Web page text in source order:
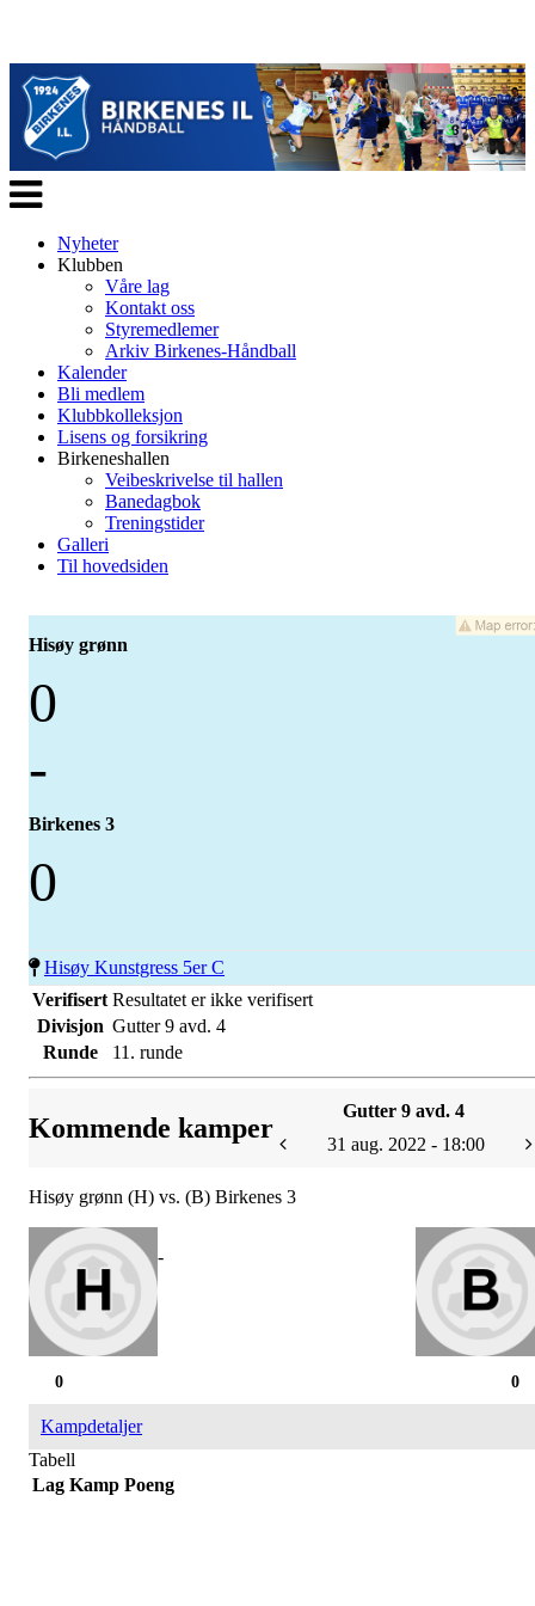
Veksle
navigasjon
Nyheter
Klubben
Våre lag
Kontakt oss
Styremedlemer
Arkiv Birkenes-Håndball
Kalender
Bli medlem
Klubbkolleksjon
Lisens og forsikring
Birkeneshallen
Veibeskrivelse til hallen
Banedagbok
Treningstider
Galleri
Til hovedsiden
Hisøy grønn
0
-
Birkenes 3
0
Hisøy Kunstgress 5er C
Verifisert Resultatet er ikke verifisert
Divisjon Gutter 9 avd. 4
Runde
11. runde
Kommende kamper
Gutter 9 avd. 4
31 aug. 2022 - 18:00
Hisøy grønn (H) vs. (B) Birkenes 3
-
0
0
Kampdetaljer
Tabell
Lag Kamp Poeng